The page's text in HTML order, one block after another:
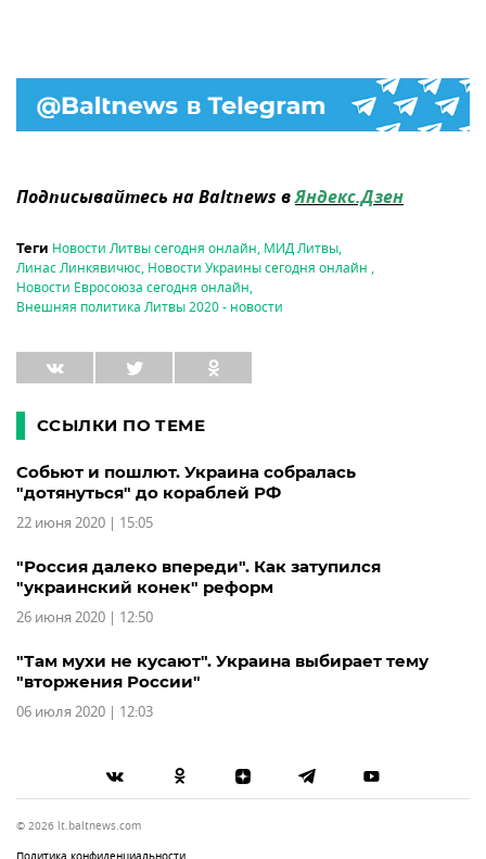
Подписывайтесь на Baltnews вЯндекс.Дзен
Теги Новости Литвы сегодня онлайн, МИД Литвы,
Линас Линкявичюс, Новости Украины сегодня онлайн ,
Новости Евросоюза сегодня онлайн,
Внешняя политика Литвы 2020 - новости
ССЫЛКИ ПО ТЕМЕ
Собьют и пошлют. Украина собралась
"дотянуться" до кораблей РФ
22 июня 2020 | 15:05
"Россия далеко впереди". Как затупился
"украинский конек" реформ
26 июня 2020 | 12:50
"Там мухи не кусают". Украина выбирает тему
"вторжения России"
06 июля 2020 | 12:03
© 2026 lt.baltnews.com